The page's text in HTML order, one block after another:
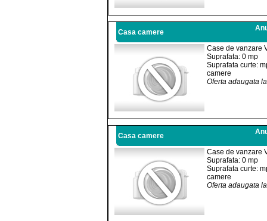
Casa camere
Case de vanzare
Suprafata: 0 mp
Suprafata curte:
camere
Oferta adaugata
Casa camere
Case de vanzare
Suprafata: 0 mp
Suprafata curte:
camere
Oferta adaugata